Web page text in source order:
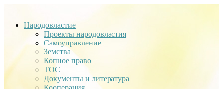
Народовластие
Проекты народовластия
Самоуправление
Земства
Копное право
ТОС
Документы и литература
Кооперация